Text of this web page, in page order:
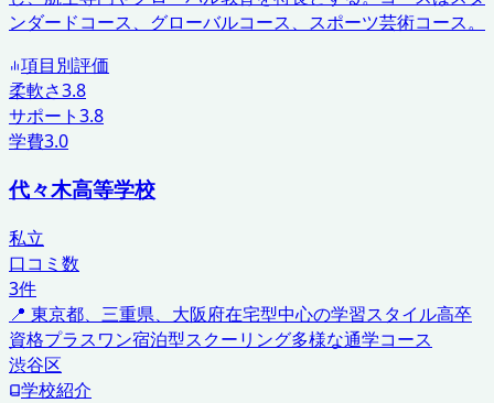
ンダードコース、グローバルコース、スポーツ芸術コース。
項目別評価
柔軟さ3.8
サポート3.8
学費3.0
代々木高等学校
私立
口コミ数
3件
📍 東京都、三重県、大阪府在宅型中心の学習スタイル高卒
資格プラスワン宿泊型スクーリング多様な通学コース
渋谷区
学校紹介